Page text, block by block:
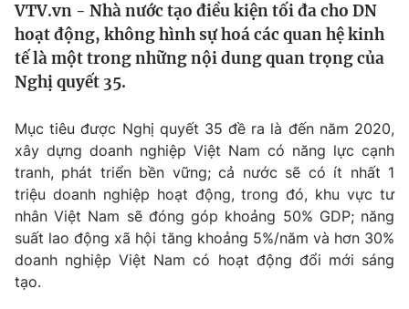
Thế giới
Tin tức
Thế giới đó đây
Câu chuyện quốc tế
Kinh tế
Thị trường
Góc doanh nghiệp
Dữ liệu và đời sống
Truyền hình
Phim VTV
Hậu trường
Nhân vật
Giải trí
Điện ảnh
Đời sống
VTV.vn - Nhà nước tạo điều kiện tối đa cho DN
hoạt động, không hình sự hoá các quan hệ kinh
tế là một trong những nội dung quan trọng của
Nghị quyết 35.
Mục tiêu được Nghị quyết 35 đề ra là đến năm 2020,
xây dựng doanh nghiệp Việt Nam có năng lực cạnh
tranh, phát triển bền vững; cả nước sẽ có ít nhất 1
triệu doanh nghiệp hoạt động, trong đó, khu vực tư
nhân Việt Nam sẽ đóng góp khoảng 50% GDP; năng
suất lao động xã hội tăng khoảng 5%/năm và hơn 30%
doanh nghiệp Việt Nam có hoạt động đổi mới sáng
tạo.